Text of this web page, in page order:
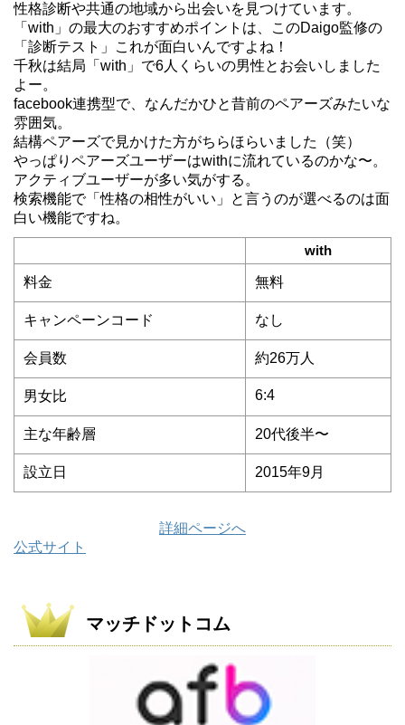
性格診断や共通の地域から出会いを見つけています。
「with」の最大のおすすめポイントは、このDaigo監修の
「診断テスト」これが面白いんですよね！
千秋は結局「with」で6人くらいの男性とお会いしました
よー。
facebook連携型で、なんだかひと昔前のペアーズみたいな
雰囲気。
結構ペアーズで見かけた方がちらほらいました（笑）
やっぱりペアーズユーザーはwithに流れているのかな〜。
アクティブユーザーが多い気がする。
検索機能で「性格の相性がいい」と言うのが選べるのは面
白い機能ですね。
with
料金 無料
キャンペーンコード なし
会員数 約26万人
男女比 6:4
主な年齢層 20代後半〜
設立日 2015年9月
詳細ページへ
公式サイト
マッチドットコム